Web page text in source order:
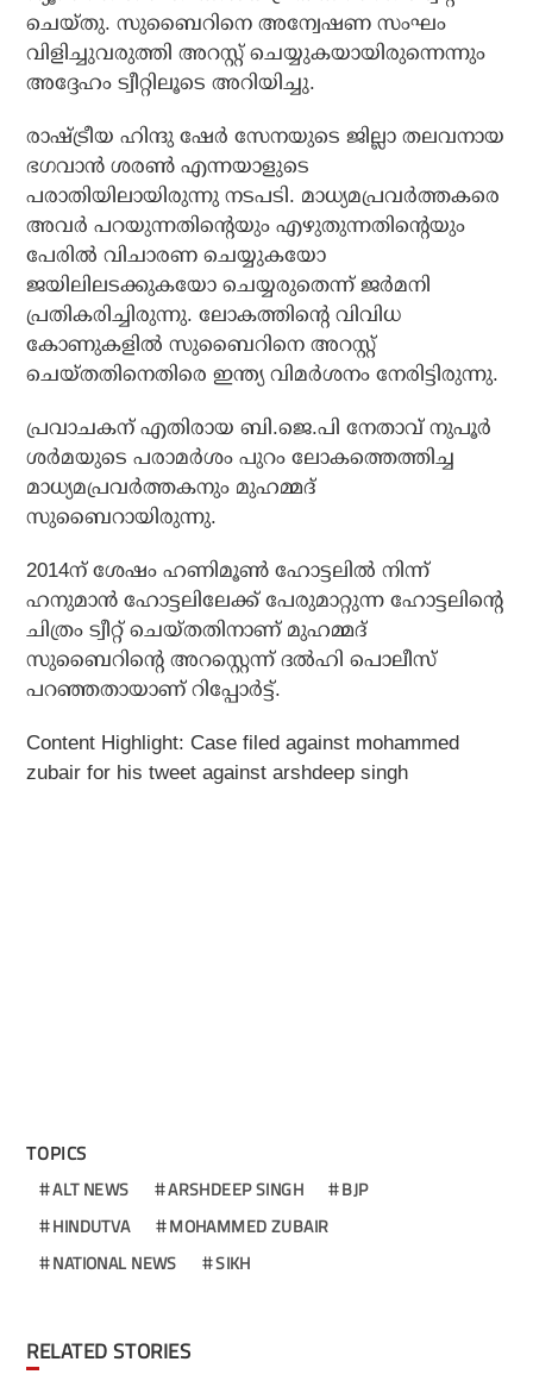
ചെയ്തു. സുബൈറിനെ അന്വേഷണ സംഘം
വിളിച്ചുവരുത്തി അറസ്റ്റ് ചെയ്യുകയായിരുന്നെന്നും
അദ്ദേഹം ട്വീറ്റിലൂടെ അറിയിച്ചു.
രാഷ്ട്രീയ ഹിന്ദു ഷേര്‍ സേനയുടെ ജില്ലാ തലവനായ
ഭഗവാന്‍ ശരണ്‍ എന്നയാളുടെ
പരാതിയിലായിരുന്നു നടപടി. മാധ്യമപ്രവര്‍ത്തകരെ
അവര്‍ പറയുന്നതിന്റെയും എഴുതുന്നതിന്റെയും
പേരില്‍ വിചാരണ ചെയ്യുകയോ
ജയിലിലടക്കുകയോ ചെയ്യരുതെന്ന് ജര്‍മനി
പ്രതികരിച്ചിരുന്നു. ലോകത്തിന്റെ വിവിധ
കോണുകളില്‍ സുബൈറിനെ അറസ്റ്റ്
ചെയ്തതിനെതിരെ ഇന്ത്യ വിമര്‍ശനം നേരിട്ടിരുന്നു.
പ്രവാചകന് എതിരായ ബി.ജെ.പി നേതാവ് നുപൂര്‍
ശര്‍മയുടെ പരാമര്‍ശം പുറം ലോകത്തെത്തിച്ച
മാധ്യമപ്രവര്‍ത്തകനും മുഹമ്മദ്
സുബൈറായിരുന്നു.
2014ന് ശേഷം ഹണിമൂണ്‍ ഹോട്ടലില്‍ നിന്ന്
ഹനുമാന്‍ ഹോട്ടലിലേക്ക് പേരുമാറ്റുന്ന ഹോട്ടലിന്റെ
ചിത്രം ട്വീറ്റ് ചെയ്തതിനാണ് മുഹമ്മദ്
സുബൈറിന്റെ അറസ്റ്റെന്ന് ദല്‍ഹി പൊലീസ്
പറഞ്ഞതായാണ് റിപ്പോര്‍ട്ട്.
Content Highlight: Case filed against mohammed
zubair for his tweet against arshdeep singh
TOPICS
ALT NEWS ARSHDEEP SINGH
BJP
HINDUTVA
MOHAMMED ZUBAIR
NATIONAL NEWS
SIKH
RELATED STORIES